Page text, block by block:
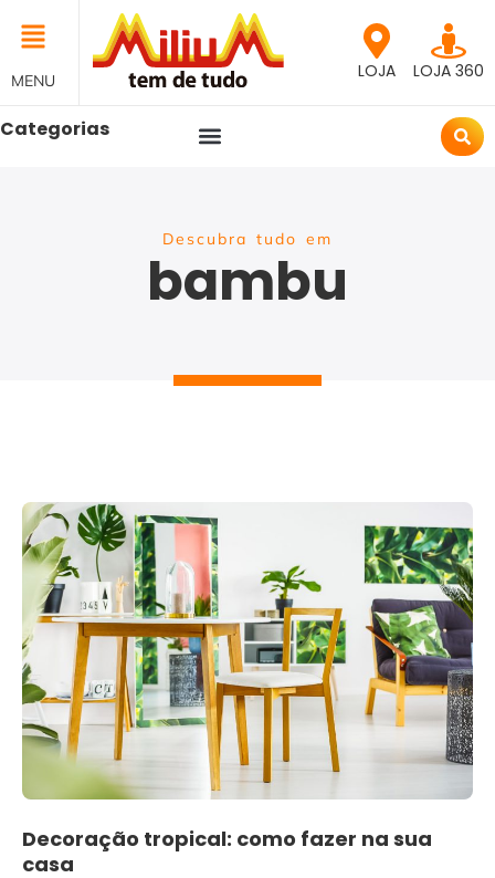
MENU LOJA LOJA 360
Categorias
Descubra tudo em
bambu
Decoração tropical: como fazer na sua
casa